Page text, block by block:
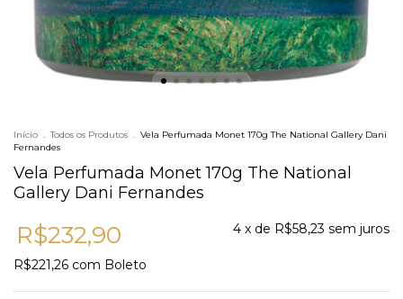
Início . Todos os Produtos . Vela Perfumada Monet 170g The National Gallery Dani
Fernandes
Vela Perfumada Monet 170g The National
Gallery Dani Fernandes
R$232,90
R$221,26 com Boleto
4 x de R$58,23 sem juros